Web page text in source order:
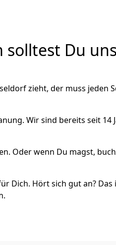
solltest Du
zieht, der muss jeden
Wir sind bereits seit 14
Oder wenn Du magst,
Dich. Hört sich gut an? Das